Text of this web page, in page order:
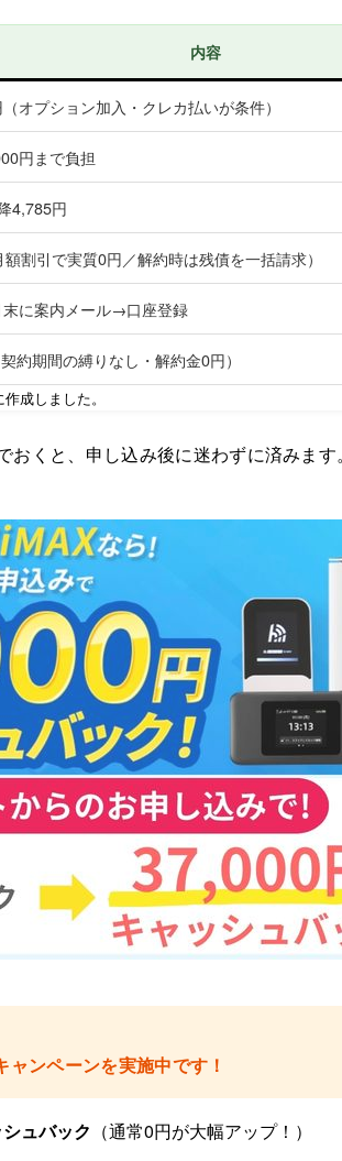
内容
オプション加入・クレカ払いが条件）
円まで負担
4,785円
割引で実質0円／解約時は残債を一括請求）
に案内メール→口座登録
約期間の縛りなし・解約金0円）
成しました。
おくと、申し込み後に迷わずに済みます
ャンペーンを実施中です！
ュバック （通常0円が大幅アップ！）